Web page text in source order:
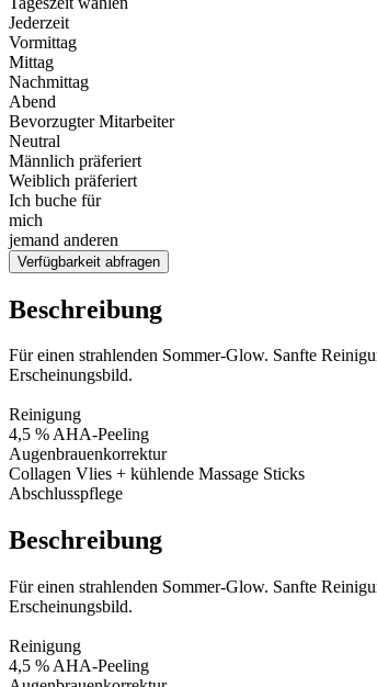
Jederzeit
Vormittag
Mittag
Nachmittag
Abend
Bevorzugter Mitarbeiter
Neutral
Männlich präferiert
Weiblich präferiert
Ich buche für
mich
jemand anderen
Verfügbarkeit abfragen
Beschreibung
Für einen strahlenden Sommer-Glow. Sanfte
Erscheinungsbild.
Reinigung
4,5 % AHA-Peeling
Augenbrauenkorrektur
Collagen Vlies + kühlende Massage Sticks
Abschlusspflege
Beschreibung
Für einen strahlenden Sommer-Glow. Sanfte
Erscheinungsbild.
Reinigung
4,5 % AHA-Peeling